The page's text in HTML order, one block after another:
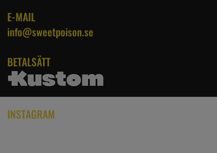
E-MAIL
info@sweetpoison.se
BETALSÄTT
INSTAGRAM